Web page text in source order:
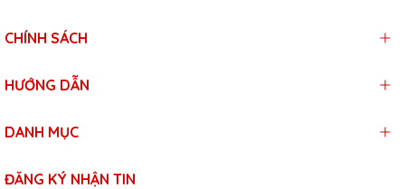
CHÍNH SÁCH
HƯỚNG DẪN
DANH MỤC
ĐĂNG KÝ NHẬN TIN